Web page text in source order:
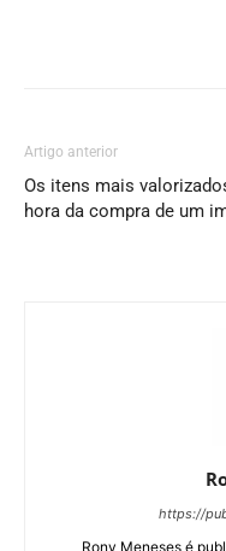
Artigo anterior
Os itens mais
hora da compra de um
https://
Rony Meneses é